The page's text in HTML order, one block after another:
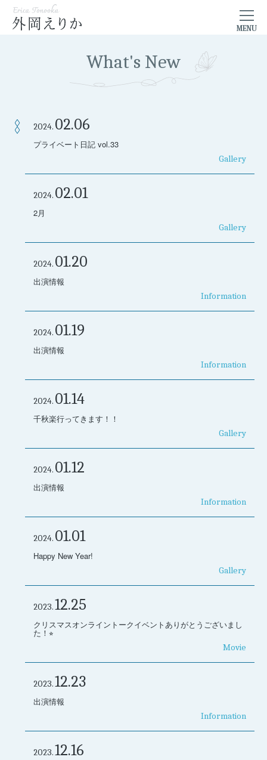
What's New
2024. 02.06
プライベート日記 vol.33
Gallery
2024. 02.01
2月
Gallery
2024. 01.20
出演情報
Information
2024. 01.19
出演情報
Information
2024. 01.14
千秋楽行ってきます！！
Gallery
2024. 01.12
出演情報
Information
2024. 01.01
Happy New Year!
Gallery
2023.12.25
クリスマスオンライントークイベントありがとうございまし
た！⭐︎
Movie
2023.12.23
出演情報
Information
2023.12.16